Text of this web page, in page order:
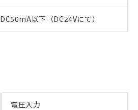
DC50mA以下（DC24Vにて）
電圧入力